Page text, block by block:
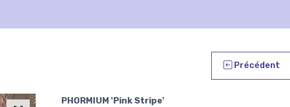
Précédent
PHORMIUM 'Pink Stripe'